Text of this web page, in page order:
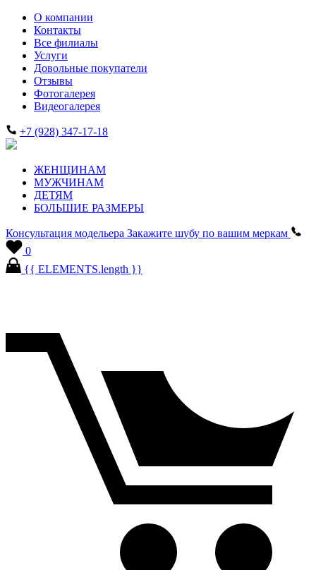
О компании
Контакты
Все филиалы
Услуги
Довольные покупатели
Отзывы
Фотогалерея
Видеогалерея
+7 (928) 347-17-18
ЖЕНЩИНАМ
МУЖЧИНАМ
ДЕТЯМ
БОЛЬШИЕ РАЗМЕРЫ
Консультация модельера Закажите шубу по вашим меркам
0
{{ ELEMENTS.length }}